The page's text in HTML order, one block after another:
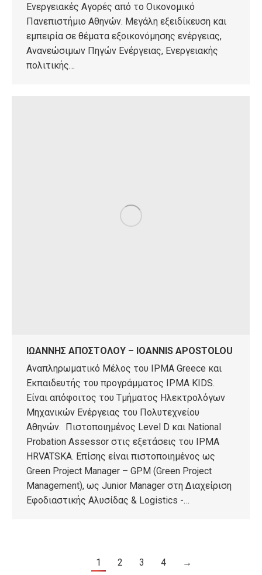
Ενεργειακές Αγορές από το Οικονομικό
Πανεπιστήμιο Αθηνών. Μεγάλη εξειδίκευση και
εμπειρία σε θέματα εξοικονόμησης ενέργειας,
Ανανεώσιμων Πηγών Ενέργειας, Ενεργειακής
πολιτικής…
ΙΩΑΝΝΗΣ ΑΠΟΣΤΟΛΟΥ – IOANNIS APOSTOLOU
Αναπληρωματικό Μέλος του IPMA Greece και
Εκπαιδευτής του προγράμματος IPMA KIDS.
Είναι απόφοιτος του Τμήματος Ηλεκτρολόγων
Μηχανικών Ενέργειας του Πολυτεχνείου
Αθηνών. Πιστοποιημένος Level D και Νational
Probation Assessor στις εξετάσεις του IPMA
HRVATSKA. Επίσης είναι πιστοποιημένος ως
Green Project Manager – GPM (Green Project
Management), ως Junior Manager στη Διαχείριση
Εφοδιαστικής Αλυσίδας & Logistics -…
1 2 3 4 →